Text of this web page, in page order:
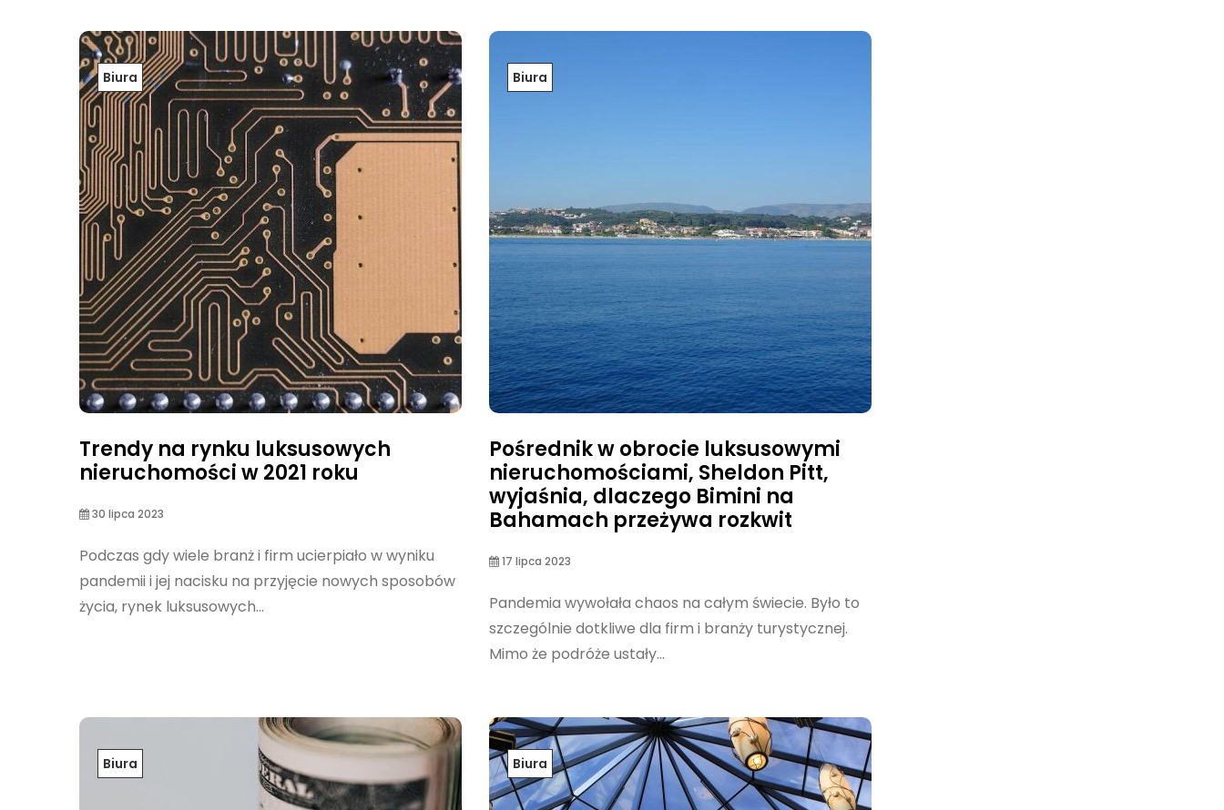
Biura
Trendy na rynku luksusowych
nieruchomości w 2021 roku
30 lipca 2023
Podczas gdy wiele branż i firm ucierpiało w wyniku
pandemii i jej nacisku na przyjęcie nowych sposobów
życia, rynek luksusowych...
Biura
Pośrednik w obrocie luksusowymi
nieruchomościami, Sheldon Pitt,
wyjaśnia, dlaczego Bimini na
Bahamach przeżywa rozkwit
17 lipca 2023
Pandemia wywołała chaos na całym świecie. Było to
szczególnie dotkliwe dla firm i branży turystycznej.
Mimo że podróże ustały...
Biura Biura